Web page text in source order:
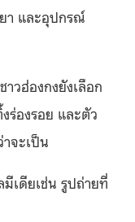
า และอุปกรณ์
วฮ่องกงยังเลือก
ร่องรอย และตัว
จะเป็น
เดียเช่น รูปถ่ายที่